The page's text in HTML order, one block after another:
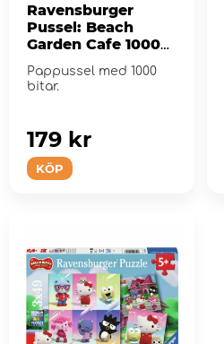
Ravensburger
Pussel: Beach
Garden Cafe 1000
Pappussel med 1000
bitar.
KÖP
179 kr